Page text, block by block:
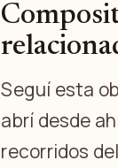
Seguí esta
abrí desde
recorridos